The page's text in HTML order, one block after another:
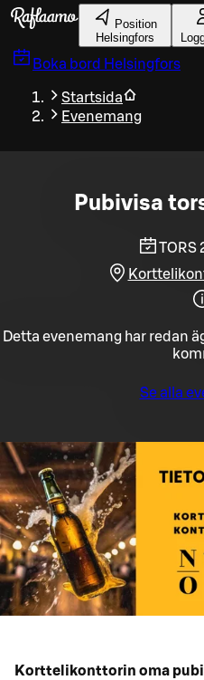
Gå till huvudinnehållet
Position
Helsingfors
Boka bord Helsingfors
Startsida
Evenemang
Pubivisa
TORS
Detta evenemang har redan
Se alla
Korttelikonttorin oma